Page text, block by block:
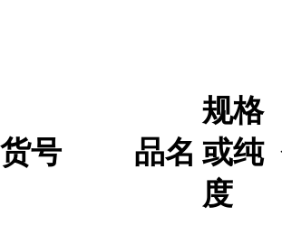
货号 品名
规格
或纯
度